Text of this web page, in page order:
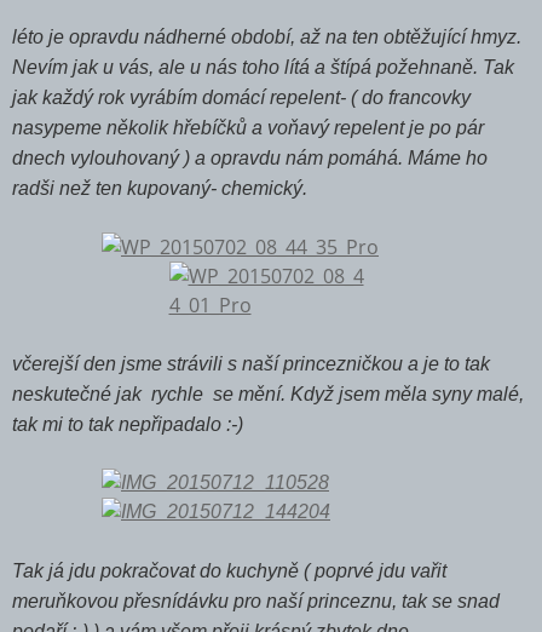
léto je opravdu nádherné období, až na ten obtěžující hmyz.
Nevím jak u vás, ale u nás toho lítá a štípá požehnaně. Tak
jak každý rok vyrábím domácí repelent- ( do francovky
nasypeme několik hřebíčků a voňavý repelent je po pár
dnech vylouhovaný ) a opravdu nám pomáhá. Máme ho
radši než ten kupovaný- chemický.
včerejší den jsme strávili s naší princezničkou a je to tak
neskutečné jak rychle se mění. Když jsem měla syny malé,
tak mi to tak nepřipadalo :-)
Tak já jdu pokračovat do kuchyně ( poprvé jdu vařit
meruňkovou přesnídávku pro naší princeznu, tak se snad